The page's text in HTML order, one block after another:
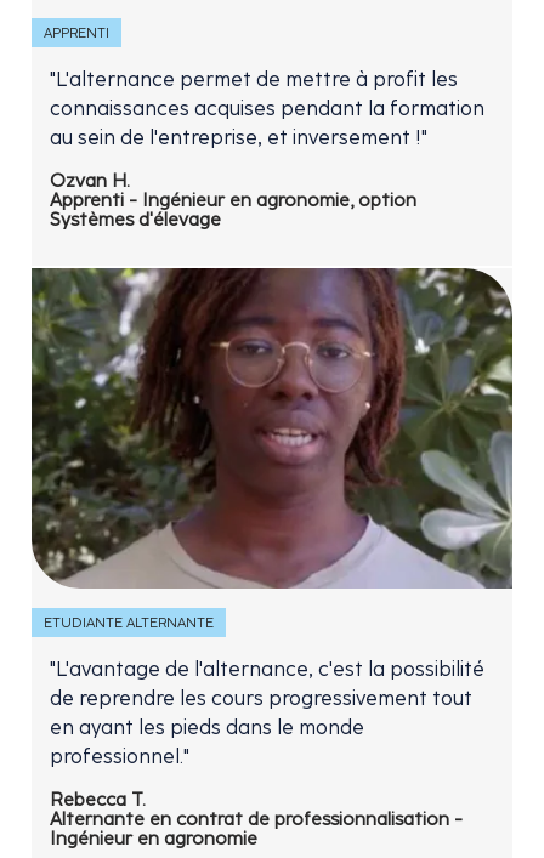
APPRENTI
"L'alternance permet de mettre à profit les
connaissances acquises pendant la formation
au sein de l'entreprise, et inversement !"
Ozvan H.
Apprenti - Ingénieur en agronomie, option
Systèmes d'élevage
ETUDIANTE ALTERNANTE
"L'avantage de l'alternance, c'est la possibilité
de reprendre les cours progressivement tout
en ayant les pieds dans le monde
professionnel."
Rebecca T.
Alternante en contrat de professionnalisation -
Ingénieur en agronomie